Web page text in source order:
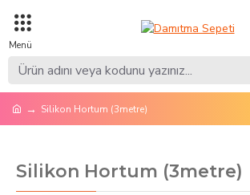
Silikon Hortum (3metre)
Silikon Hortum (3metre)